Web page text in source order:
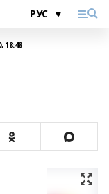
18:48